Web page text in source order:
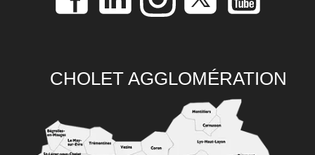
CHOLET AGGLOMÉRATION